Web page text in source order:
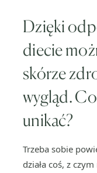
Dzięki
diecie
skórze
wygląd.
unikać?
Trzeba sobie
działa coś, z